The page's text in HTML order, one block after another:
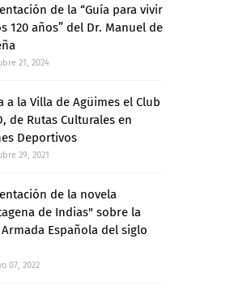
de la “Guía para vivir
120 años” del Dr. Manuel de
21, 2024
a la Villa de Agüimes el Club
de Rutas Culturales en
Deportivos
29, 2021
de la novela
de Indias" sobre la
Armada Española del siglo
07, 2022